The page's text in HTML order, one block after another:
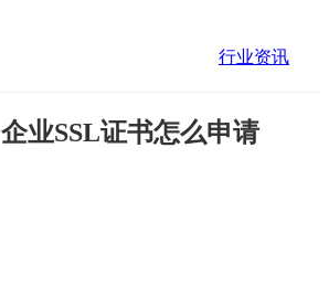
行业资讯
企业SSL证书怎么申请